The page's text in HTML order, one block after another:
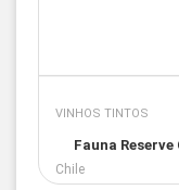
VINHOS TINTOS
Fauna
Chile